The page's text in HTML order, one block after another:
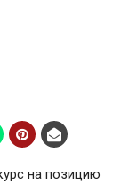
на позицию